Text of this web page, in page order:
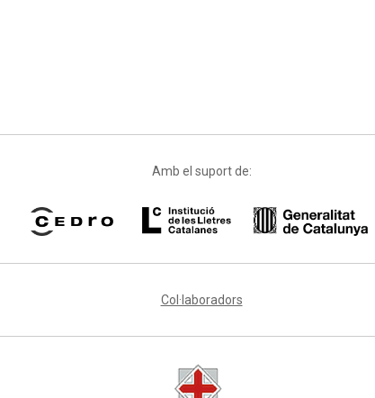
Amb el suport de:
Col·laboradors